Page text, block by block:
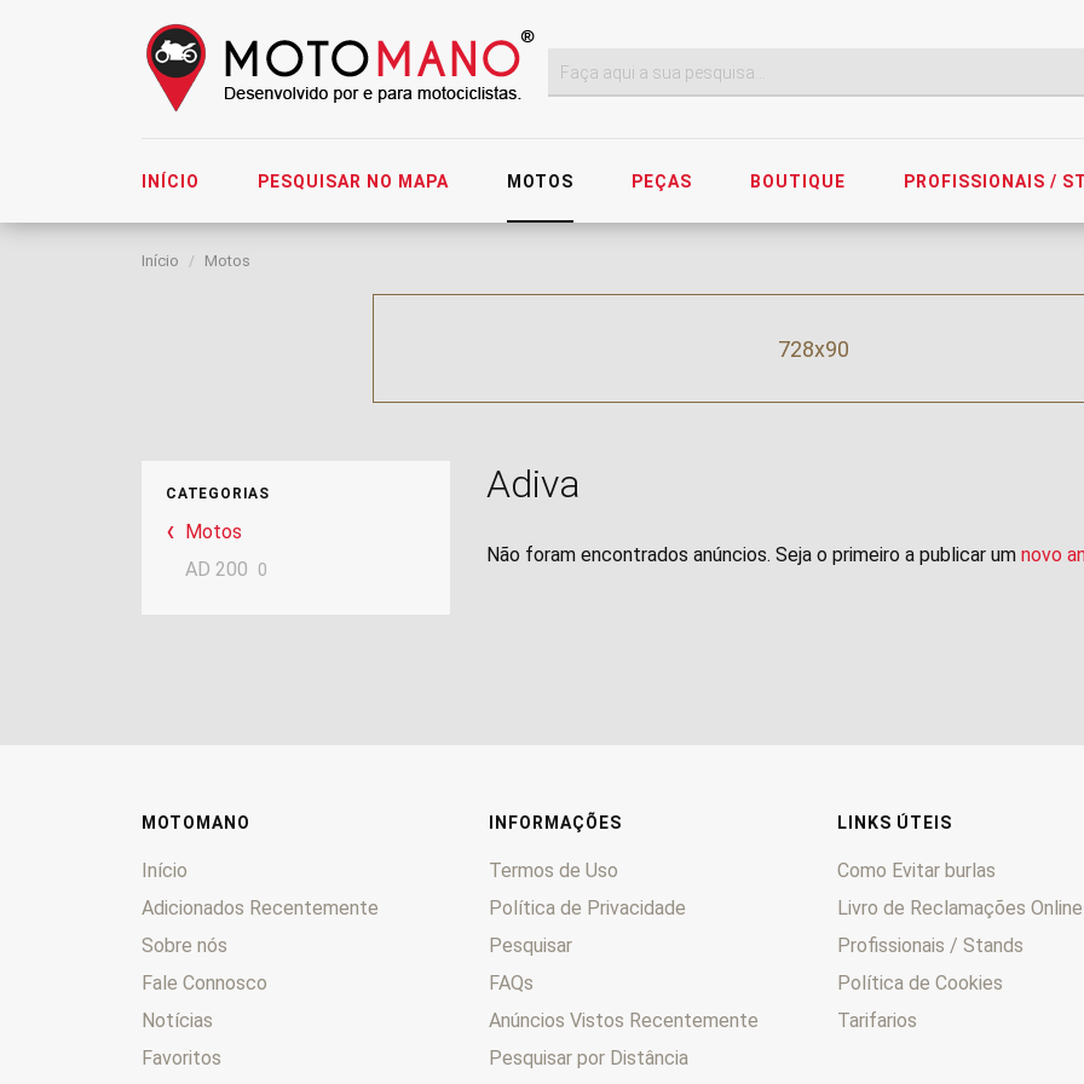
INÍCIO PESQUISAR NO MAPA MOTOS PEÇAS BOUTIQUE PROFISSIONAIS /
Início Motos
728x90
CATEGORIAS
Motos
AD 200
0
Adiva
Não foram encontrados anúncios. Seja o primeiro a publicar um novo
MOTOMANO
Início
Adicionados Recentemente
Sobre nós
Fale Connosco
Notícias
Favoritos
INFORMAÇÕES
Termos de Uso
Política de Privacidade
Pesquisar
FAQs
Anúncios Vistos Recentemente
Pesquisar por Distância
LINKS ÚTEIS
Como Evitar burlas
Livro de Reclamações Online
Profissionais / Stands
Política de Cookies
Tarifarios